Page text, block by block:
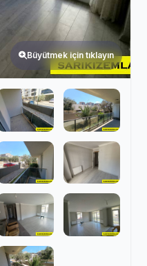
Büyütmek için tıklayın